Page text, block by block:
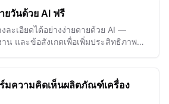
ยวันด้วย AI ฟรี
ละเอียดได้อย่างง่ายดายด้วย AI —
น และข้อสังเกตเพื่อเพิ่มประสิทธิภาพ
มความคิดเห็นผลิตภัณฑ์เครื่อง